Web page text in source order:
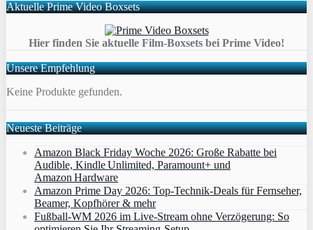
Aktuelle Prime Video Boxsets
Hier finden Sie aktuelle Film-Boxsets bei Prime Video!
Unsere Empfehlung
Keine Produkte gefunden.
Neueste Beiträge
Amazon Black Friday Woche 2026: Große Rabatte bei
Audible, Kindle Unlimited, Paramount+ und
Amazon Hardware
Amazon Prime Day 2026: Top-Technik-Deals für Fernseher,
Beamer, Kopfhörer & mehr
Fußball-WM 2026 im Live-Stream ohne Verzögerung: So